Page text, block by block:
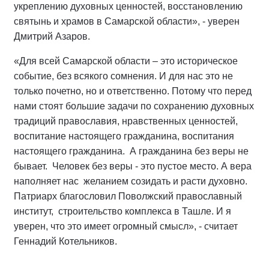
укреплению духовных ценностей, восстановлению
святынь и храмов в Самарской области», - уверен
Дмитрий Азаров.
«Для всей Самарской области – это историческое
событие, без всякого сомнения. И для нас это не
только почетно, но и ответственно. Потому что перед
нами стоят большие задачи по сохранению духовных
традиций православия, нравственных ценностей,
воспитание настоящего гражданина, воспитания
настоящего гражданина. А гражданина без веры не
бывает. Человек без веры - это пустое место. А вера
наполняет нас желанием созидать и расти духовно.
Патриарх благословил Поволжский православный
институт, строительство комплекса в Ташле. И я
уверен, что это имеет огромный смысл», - считает
Геннадий Котельников.